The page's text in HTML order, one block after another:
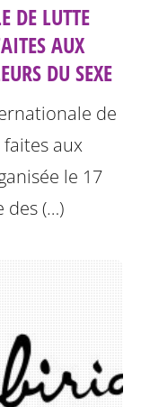
DE LUTTE
AUX
DU SEXE
de
aux
le 17
des (…)